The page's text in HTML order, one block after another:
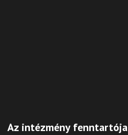
Az intézmény fenntartója